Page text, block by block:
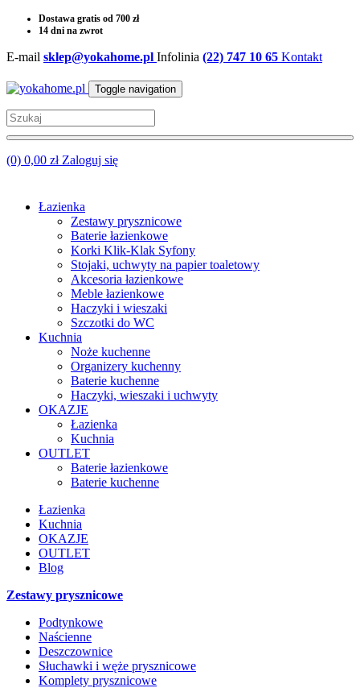
Dostawa gratis od 700 zł
14 dni na zwrot
E-mail sklep@yokahome.pl Infolinia (22) 747 10 65 Kontakt
Toggle navigation
(0) 0,00 zł Zaloguj się
Łazienka
Zestawy prysznicowe
Baterie łazienkowe
Korki Klik-Klak Syfony
Stojaki, uchwyty na papier toaletowy
Akcesoria łazienkowe
Meble łazienkowe
Haczyki i wieszaki
Szczotki do WC
Kuchnia
Noże kuchenne
Organizery kuchenny
Baterie kuchenne
Haczyki, wieszaki i uchwyty
OKAZJE
Łazienka
Kuchnia
OUTLET
Baterie łazienkowe
Baterie kuchenne
Łazienka
Kuchnia
OKAZJE
OUTLET
Blog
Zestawy prysznicowe
Podtynkowe
Naścienne
Deszczownice
Słuchawki i węże prysznicowe
Komplety prysznicowe